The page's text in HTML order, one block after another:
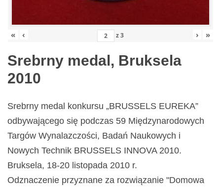
« ‹ z3 › »
Srebrny medal, Bruksela
2010
Srebrny medal konkursu „BRUSSELS EUREKA”
odbywającego się podczas 59 Międzynarodowych
Targów Wynalazczości, Badań Naukowych i
Nowych Technik BRUSSELS INNOVA 2010.
Bruksela, 18-20 listopada 2010 r.
Odznaczenie przyznane za rozwiązanie "Domowa